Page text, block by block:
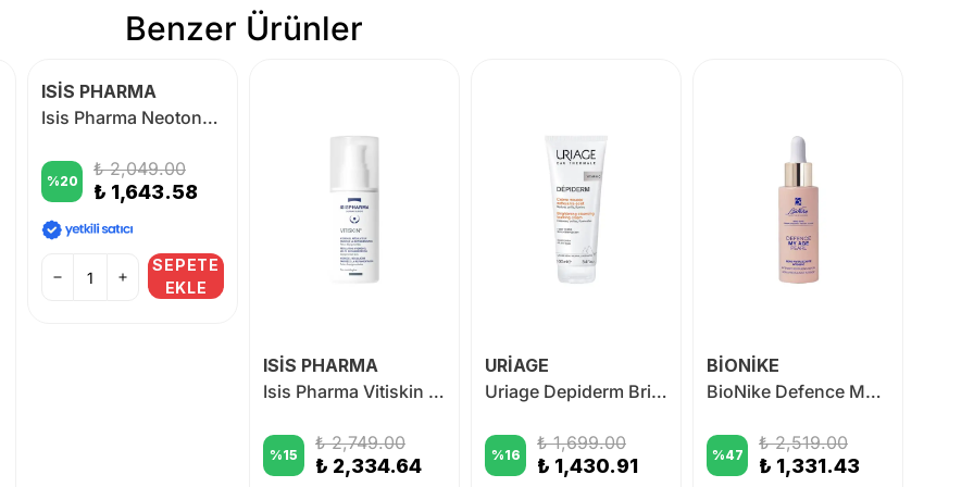
Benzer Ürünler
ISİS PHARMA
Isis Pharma Neotone Sensitive Balm 30 ml
%20
₺ 2,049.00
₺ 1,643.58
SEPETE
EKLE
ISİS PHARMA
Isis Pharma Vitiskin Açık Renkli Cilt Lekeleri İçin Jel 50ml
%15
₺ 2,749.00
₺ 2,334.64
URİAGE
Uriage Depiderm Brightening Cleansing Foaming Cream 100 ml
%16
₺ 1,699.00
₺ 1,430.91
BİONİKE
BioNike Defence My Age Pearl Intensive Revitalising Serum 30 ml
%47
₺ 2,519.00
₺ 1,331.43